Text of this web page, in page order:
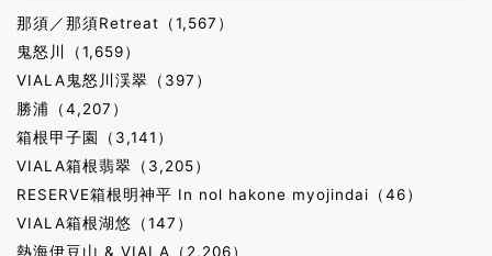
那須／那須Retreat（1,567）
鬼怒川（1,659）
VIALA鬼怒川渓翠（397）
勝浦（4,207）
箱根甲子園（3,141）
VIALA箱根翡翠（3,205）
RESERVE箱根明神平 In nol hakone myojindai（46）
VIALA箱根湖悠（147）
熱海伊豆山 & VIALA（2,206）